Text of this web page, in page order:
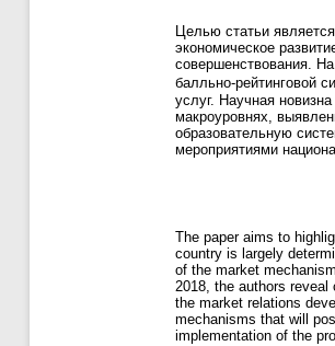
Целью статьи
экономическое
совершенствования.
балльно-рейтинговой
услуг. Научная
макроуровнях,
образовательную
мероприятиями
The paper aims to
country is largely
of the market
2018, the authors
the market relations
mechanisms that will
implementation of the